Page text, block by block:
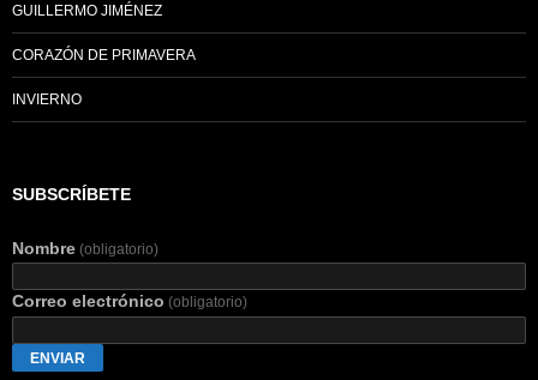
GUILLERMO JIMÉNEZ
CORAZÓN DE PRIMAVERA
INVIERNO
SUBSCRÍBETE
Nombre (obligatorio)
Correo electrónico (obligatorio)
ENVIAR